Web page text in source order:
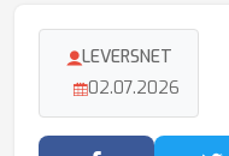
LEVERSNET
02.07.2026